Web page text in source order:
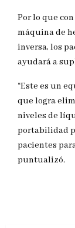
Por lo que
máquina de
inversa, los
ayudará a
“Este es un
que logra
niveles de
portabilidad
pacientes
puntualizó.